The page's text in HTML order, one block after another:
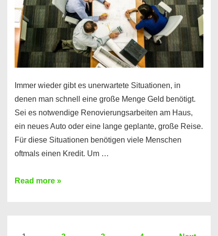
Immer wieder gibt es unerwartete Situationen, in
denen man schnell eine große Menge Geld benötigt.
Sei es notwendige Renovierungsarbeiten am Haus,
ein neues Auto oder eine lange geplante, große Reise.
Für diese Situationen benötigen viele Menschen
oftmals einen Kredit. Um …
Brauchen
Read more »